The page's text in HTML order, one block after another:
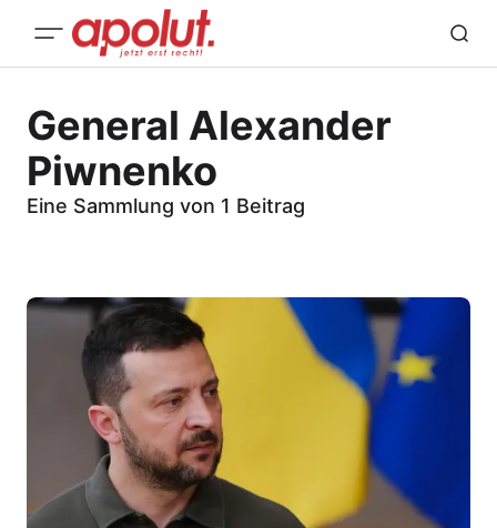
General Alexander
Piwnenko
Eine Sammlung von 1 Beitrag